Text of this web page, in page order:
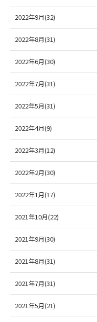
2022年9月(32)
2022年8月(31)
2022年6月(30)
2022年7月(31)
2022年5月(31)
2022年4月(9)
2022年3月(12)
2022年2月(30)
2022年1月(17)
2021年10月(22)
2021年9月(30)
2021年8月(31)
2021年7月(31)
2021年5月(21)